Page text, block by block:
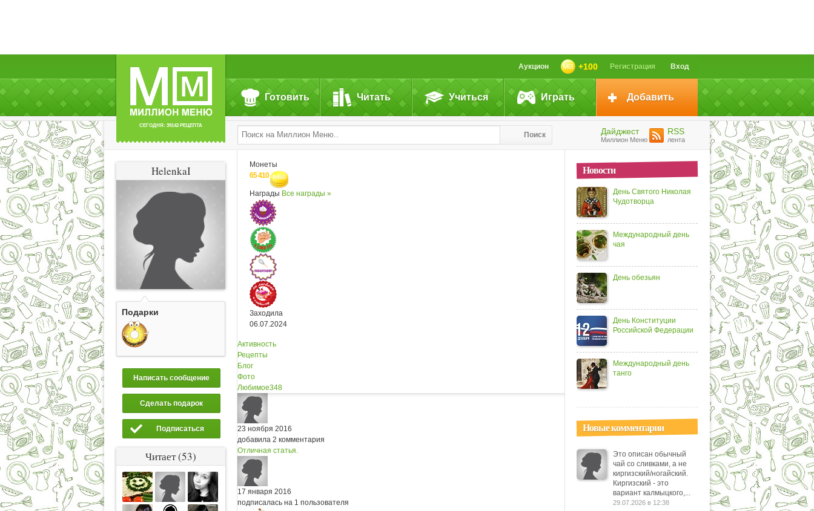
СЕГОДНЯ: 39142 РЕЦЕПТА
Вход
Регистрация
+100
Аукцион
Готовить Читать Учиться Играть Добавить
Поиск Дайджест
Миллион Меню
RSS
лента
HelenkaI
Подарки
Написать сообщение
Сделать подарок
Подписаться
Читает (53)
Монеты
65 410
Награды Все награды »
Заходила
06.07.2024
Активность
Рецепты
Блог
Фото
Любимое348
23 ноября 2016
добавила 2 комментария
Отличная статья.
17 января 2016
подписалась на 1 пользователя
Новости
День Святого Николая
Чудотворца
Международный день
чая
День обезьян
День Конституции
Российской Федерации
Международный день
танго
Новые комментарии
Это описан обычный
чай со сливками, а не
киргизский/ногайский.
Киргизский - это
вариант калмыцкого,...
29.07.2026 в 12:38